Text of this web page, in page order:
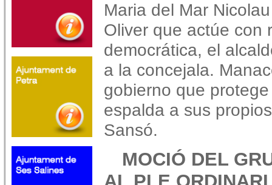
Maria del Mar
Oliver que actúe con
democrática, el
a la concejala.
gobierno que
espalda a sus
Sansó.
MOCIÓ DEL